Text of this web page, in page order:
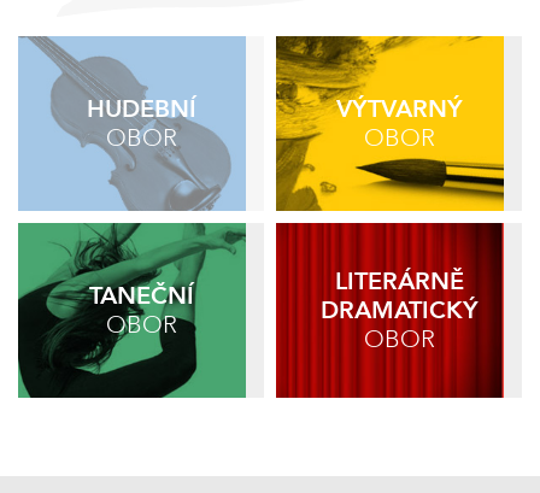
HUDEBNÍ
OBOR
VÝTVARNÝ
OBOR
TANEČNÍ
OBOR
LITERÁRNĚ
DRAMATICKÝ
OBOR